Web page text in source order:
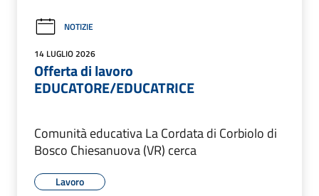
NOTIZIE
14 LUGLIO 2026
Offerta di lavoro
EDUCATORE/EDUCATRICE
Comunità educativa La Cordata di Corbiolo di
Bosco Chiesanuova (VR) cerca
Lavoro